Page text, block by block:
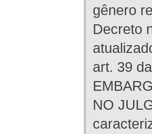
gênero
Decreto
art. 39
NO